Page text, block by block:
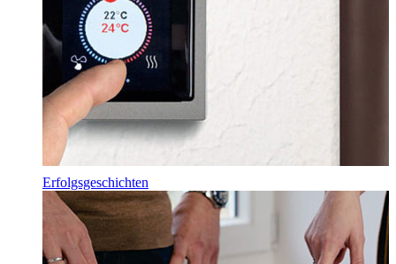
Erfolgsgeschichten